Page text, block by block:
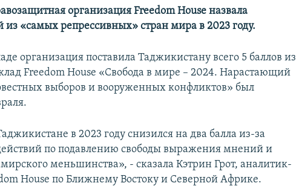
организация Freedom House назвала
«самых репрессивных» стран мира в 2023 году.
организация поставила Таджикистану всего 5 баллов из
Freedom House «Свобода в мире – 2024. Нарастающий
выборов и вооруженных конфликтов» был
в 2023 году снизился на два балла из-за
по подавлению свободы выражения мнений и
меньшинства», - сказала Кэтрин Грот, аналитик-
House по Ближнему Востоку и Северной Африке.